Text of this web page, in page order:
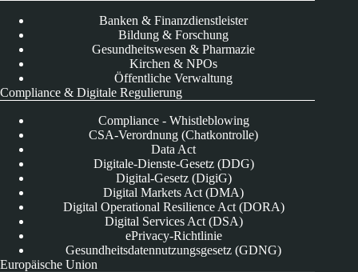
Banken & Finanzdienstleister
Bildung & Forschung
Gesundheitswesen & Pharmazie
Kirchen & NPOs
Öffentliche Verwaltung
Compliance & Digitale Regulierung
Compliance - Whistleblowing
CSA-Verordnung (Chatkontrolle)
Data Act
Digitale-Dienste-Gesetz (DDG)
Digital-Gesetz (DigiG)
Digital Markets Act (DMA)
Digital Operational Resilience Act (DORA)
Digital Services Act (DSA)
ePrivacy-Richtlinie
Gesundheitsdatennutzungsgesetz (GDNG)
Europäische Union